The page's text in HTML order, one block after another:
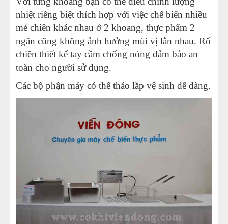
nhiệt riêng biệt thích hợp với việc chế biến nhiều
mẻ chiên khác nhau ở 2 khoang, thực phẩm 2
ngăn cũng không ảnh hưởng mùi vị lẫn nhau. Rổ
chiên thiết kế tay cầm chống nóng đảm bảo an
toàn cho người sử dụng.
Các bộ phận máy có thể tháo lắp vệ sinh dễ dàng.